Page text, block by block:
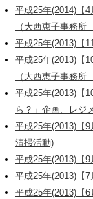
平成25年(2014)【
（大西恵子事務所
平成25年(2013)【
平成25年(2013)【
（大西恵子事務所
平成25年(2013)【
ら？」企画、レジ
平成25年(2013)【
清掃活動)
平成25年(2013)【
平成25年(2013)【
平成25年(2013)【